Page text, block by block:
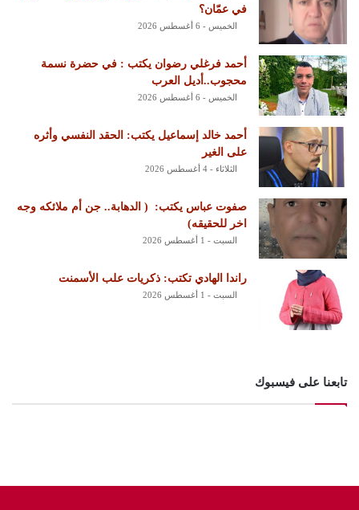
في عمّان؟
الخميس - 6 أغسطس 2026
أحمد فرغلي رضوان يكتب : في حضرة نسمة
محجوب..أديل العرب
الخميس - 6 أغسطس 2026
أحمد خالد إسماعيل يكتب: الحقد النفسي وأثره
على الغير
الثلاثاء - 4 أغسطس 2026
‏صفوت عباس يكتب: ‏ ‏( الدهابة.. جن أم ملائكه وجه
اخر للحقيقه)
السبت - 1 أغسطس 2026
راندا الهادي تكتب: ذكريات علب الأسمنت
السبت - 1 أغسطس 2026
تابعنا على فيسبوك